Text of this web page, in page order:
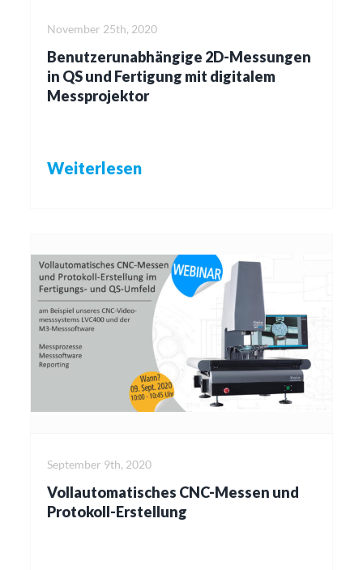
Benutzerunabhängige 2D-Messungen
in QS und Fertigung mit digitalem
Messprojektor
November 25th, 2020
Weiterlesen
Vollautomatisches CNC-Messen und
Protokoll-Erstellung
September 9th, 2020